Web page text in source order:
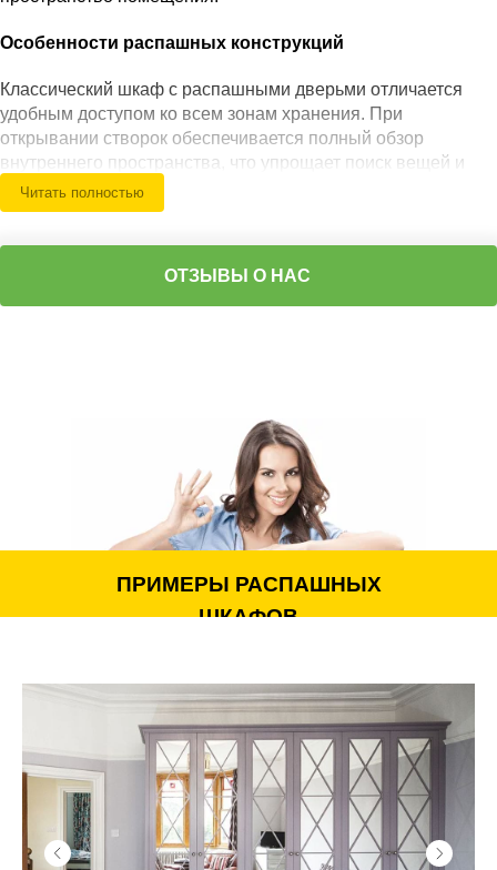
Особенности распашных конструкций
Классический шкаф с распашными дверьми отличается
удобным доступом ко всем зонам хранения. При
открывании створок обеспечивается полный обзор
внутреннего пространства, что упрощает поиск вещей и
делает использование наиболее комфортным.
Особенно востребован встроенный шкаф, который
просторных помещений, так и для ограниченных по
площади зон.
Встроенные с минимальными техническими
Угловые шкафы
Шкафы с нишами и сегментами
Многоуровневые шкафы
С зеркальными или декоративными вставками
Дизайн и оформление фасадов
минимализма и функциональности. В нашем каталоге
представлены фото, демонстрирующие разнообразие
Мы предлагаем:
Фасады из МДФ эмали
Фасады в пленке ПВХ
Читать полностью
ОТЗЫВЫ О НАС
ПРИМЕРЫ РАСПАШНЫХ
ШКАФОВ